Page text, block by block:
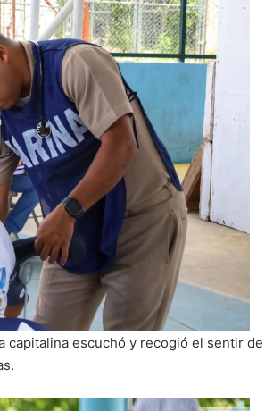
capitalina escuchó y recogió el sentir de